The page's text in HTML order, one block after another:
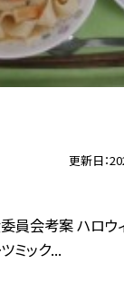
更新日
員会考案 ハロウ
ミック...